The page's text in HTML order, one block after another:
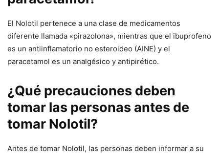
El Nolotil pertenece a una clase de medicamentos
diferente llamada «pirazolona», mientras que el ibuprofeno
es un antiinflamatorio no esteroideo (AINE) y el
paracetamol es un analgésico y antipirético.
¿Qué precauciones deben
tomar las personas antes de
tomar Nolotil?
Antes de tomar Nolotil, las personas deben informar a su